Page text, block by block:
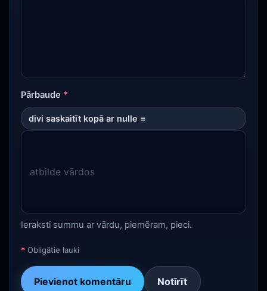
Pārbaude *
divi saskaitīt kopā ar nulle =
Ieraksti summu ar vārdu, piemēram, pieci.
* Obligātie lauki
Pievienot komentāru Notīrīt